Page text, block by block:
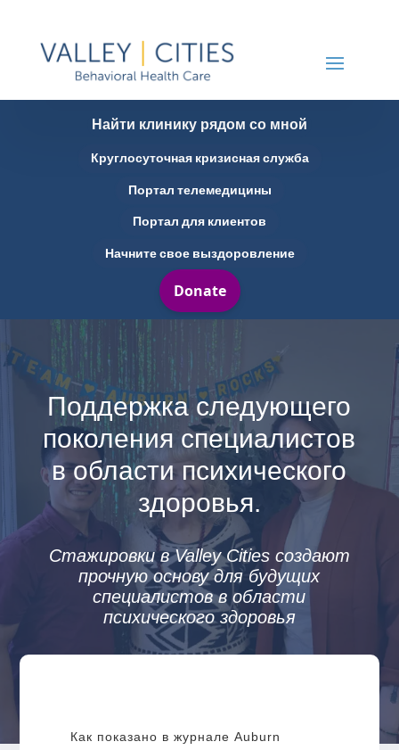
Найти клинику рядом со мной
Круглосуточная кризисная служба
Портал телемедицины
Портал для клиентов
Начните свое выздоровление
Поддержка следующего
поколения специалистов
в области психического
здоровья.
Стажировки в Valley Cities создают
прочную основу для будущих
специалистов в области
психического здоровья
Как показано в журнале Auburn